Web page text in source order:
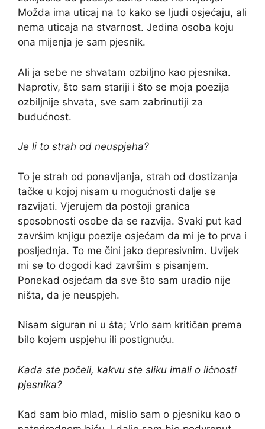
Možda ima uticaj na to kako se ljudi osjećaju, ali
nema uticaja na stvarnost. Jedina osoba koju
ona mijenja je sam pjesnik.
Ali ja sebe ne shvatam ozbiljno kao pjesnika.
Naprotiv, što sam stariji i što se moja poezija
ozbiljnije shvata, sve sam zabrinutiji za
budućnost.
Je li to strah od neuspjeha?
To je strah od ponavljanja, strah od dostizanja
tačke u kojoj nisam u mogućnosti dalje se
razvijati. Vjerujem da postoji granica
sposobnosti osobe da se razvija. Svaki put kad
završim knjigu poezije osjećam da mi je to prva i
posljednja. To me čini jako depresivnim. Uvijek
mi se to dogodi kad završim s pisanjem.
Ponekad osjećam da sve što sam uradio nije
ništa, da je neuspjeh.
Nisam siguran ni u šta; Vrlo sam kritičan prema
bilo kojem uspjehu ili postignuću.
Kada ste počeli, kakvu ste sliku imali o ličnosti
pjesnika?
Kad sam bio mlad, mislio sam o pjesniku kao o